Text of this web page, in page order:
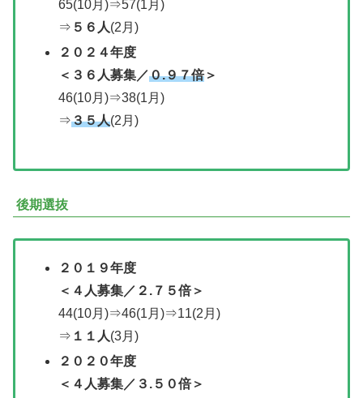
65(10月)⇒57(1月)
⇒ ５６人(2月)
２０２ ４年度
＜ ３６人募集／０.９７倍＞
46(10月)⇒38(1月)
⇒３５人(2月)
後期選抜
２０１９年度
＜ ４人募集／ ２.７５倍＞
44(10月)⇒46(1月)⇒11(2月)
⇒ １１人(3月)
２０２０年度
＜ ４人募集／ ３.５０倍＞